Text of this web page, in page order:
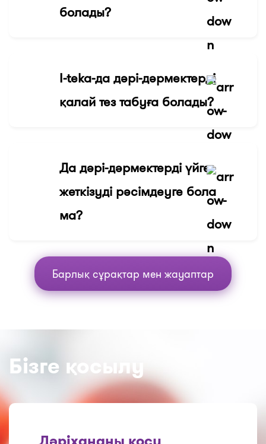
болады?
I-teka-да дәрі-дәрмектерді
қалай тез табуға болады?
Да дәрі-дәрмектерді үйге
жеткізуді рәсімдеуге бола
ма?
Барлық сұрақтар мен жауаптар
Бізге қосылу